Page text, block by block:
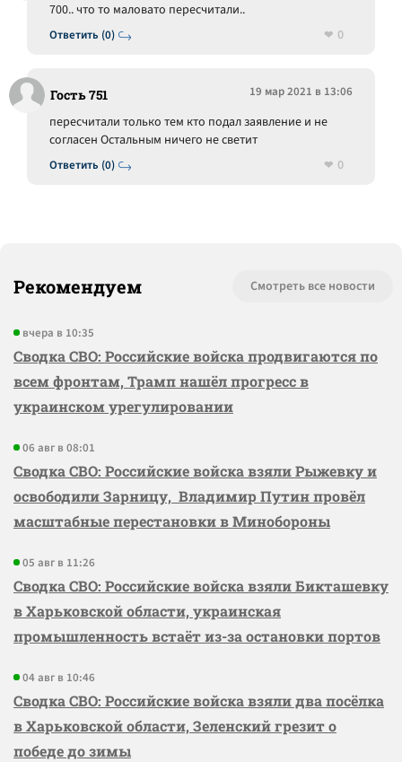
Ответить (0)
700.. что то маловато пересчитали..
0
Гость 751 19 мар 2021 в 13:06
Ответить (0)
пересчитали только тем кто подал заявление и не
согласен Остальным ничего не светит
0
Рекомендуем Смотреть все новости
вчера в 10:35
Сводка СВО: Российские войска продвигаются по
всем фронтам, Трамп нашёл прогресс в
украинском урегулировании
06 авг в 08:01
Сводка СВО: Российские войска взяли Рыжевку и
освободили Зарницу, Владимир Путин провёл
масштабные перестановки в Минобороны
05 авг в 11:26
Сводка СВО: Российские войска взяли Бикташевку
в Харьковской области, украинская
промышленность встаёт из-за остановки портов
04 авг в 10:46
Сводка СВО: Российские войска взяли два посёлка
в Харьковской области, Зеленский грезит о
победе до зимы